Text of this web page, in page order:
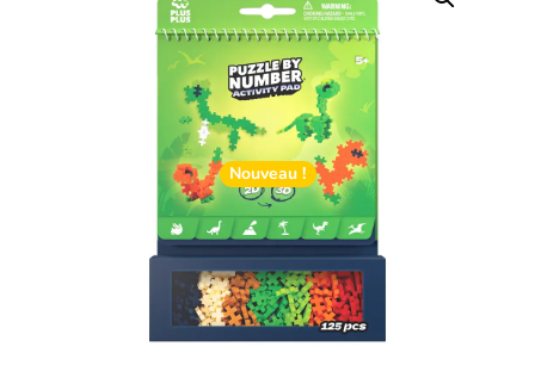
Nouveau !